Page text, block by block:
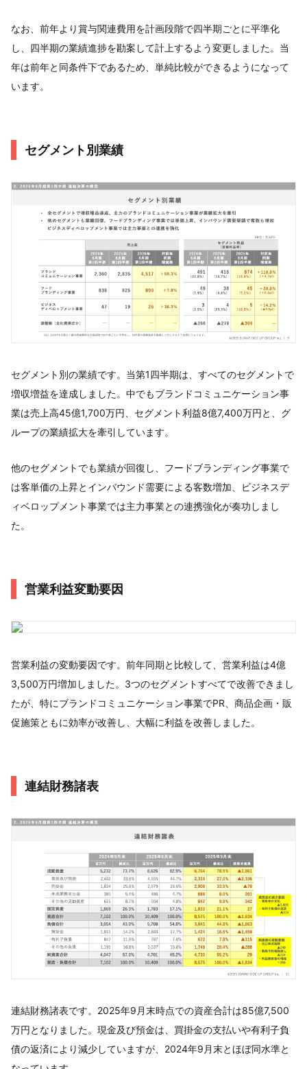
なお、前年より賞与関連費用を計画段階で四半期ごとに平準化
し、四半期の業績進捗を勘案して計上するよう変更しました。当
年は前年と同条件下であるため、単純比較ができるようになって
います。
セグメント別業績
セグメント別の業績です。当第1四半期は、すべてのセグメントで
増収増益を達成しました。中でもブランドコミュニケーション事
業は売上高45億1,700万円、セグメント利益8億7,400万円と、グ
ループの業績拡大を牽引しています。
他のセグメントでも業績が回復し、フードブランディング事業で
は客単価の上昇とインバウンド需要による客数増加、ビジネスデ
ィベロップメント事業では主力事業との連携強化が奏功しまし
た。
営業利益変動要因
営業利益の変動要因です。前年同期と比較して、営業利益は4億
3,500万円増加しました。3つのセグメントすべてで改善できまし
たが、特にブランドコミュニケーション事業でPR、商品企画・販
促施策ともに効率が改善し、大幅に利益を改善しました。
連結財務諸表
連結財務諸表です。2025年9月末時点での資産合計は85億7,500
万円となりました。現金及び預金は、買掛金の支払いや有利子負
債の返済により減少していますが、2024年9月末とほぼ同水準と